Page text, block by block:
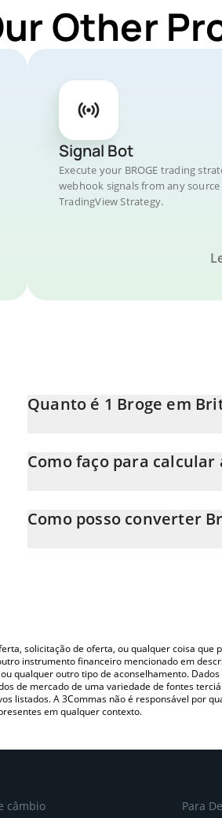
Other
Signal Bot
Execute your BROGE trading
webhook signals from any source
TradingView Strategy.
Quanto é 1 Broge em
Neste momento, 1 Broge equivale a
Como faço para calcular
inserindo a quantidade de Broge no
Como posso converter
solicitação de oferta, ou qualquer coisa
instrumento financeiro mencionado em
qualquer outro tipo de aconselhamento.
de mercado de uma variedade de fontes
listados. A 3Commas não é responsável por
em qualquer contexto.
câmbio Para